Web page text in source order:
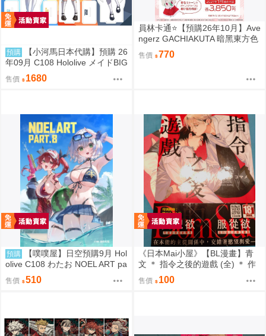
預購
【小河馬日本代購】預購 26
年09月 C108 Hololive メイドBIG
3壓克力牌 繪師:わたお
售價 1680
員林卡通⭐️【預購26年10月】Ave
ngerz GACHIAKUTA 暗黑東方色
彩 插圖卡片收藏集 中盒 0814
售價 770
預購
【噗噗屋】日空預購9月 Hol
olive C108 わたお NOEL ART pa
rt.8 白銀諾艾爾 寶鐘瑪琳 三期生
售價 510
《日本Mai小屋》【BL漫畫】青
文 ＊ 指令之後的遊戲 (全) ＊ 作
者：オオタコマメ
售價 100